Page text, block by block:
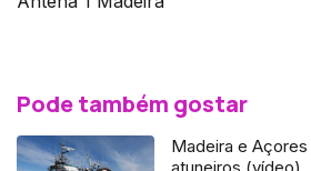
Pode também gostar
Madeira e